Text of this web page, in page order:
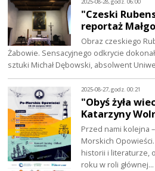
"Czeski
reportaż
Obraz czeskiego
Żabowie. Sensacyjnego odkrycie
sztuki Michał Dębowski, absolwent
2025-08-27, godz. 00:21
"Obyś żyła
Katarzyny
Przed nami kolejna
Morskich
historii i literaturze,
roku w roli głównej…